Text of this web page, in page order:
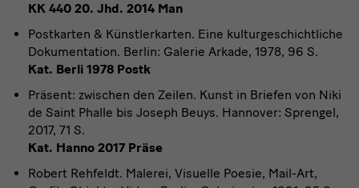
KK 440 20. Jhd. 2014 Man
Postkarten & Künstlerkarten. Eine kulturgeschichtliche
Dokumentation. Berlin: Galerie Arkade, 1978, 96 S.
Kat. Berli 1978 Postk
Präsent: zwischen den Zeilen. Kunst in Briefen von Niki
de Saint Phalle bis Joseph Beuys. Hannover: Sprengel,
2017, 71 S.
Kat. Hanno 2017 Präse
Robert Rehfeldt. Malerei, Visuelle Poesie, Mail-Art,